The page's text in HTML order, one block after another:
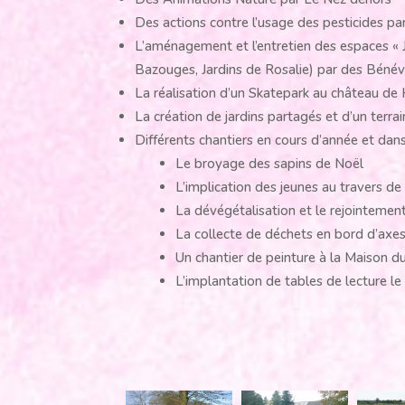
Des actions contre l’usage des pesticides
L’aménagement et l’entretien des espaces «
Bazouges, Jardins de Rosalie) par des
La réalisation d’un Skatepark au château de
La création de jardins partagés et d’un
Différents chantiers en cours d’année et
Le broyage des sapins de Noël
L’implication des jeunes au travers
La dévégétalisation et le
La collecte de déchets en bord
Un chantier de peinture à la Maison
L’implantation de tables de lecture